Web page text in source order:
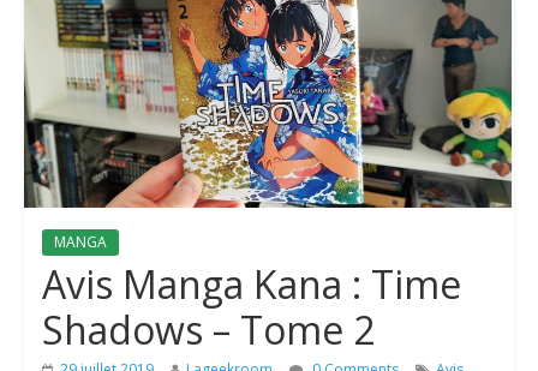
MANGA
Avis Manga Kana : Time
Shadows – Tome 2